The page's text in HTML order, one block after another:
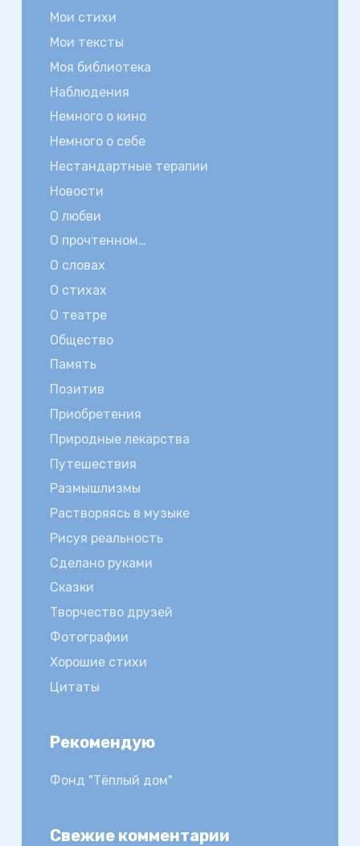
Мои стихи
Мои тексты
Моя библиотека
Наблюдения
Немного о кино
Немного о себе
Нестандартные терапии
Новости
О любви
О прочтенном…
О словах
О стихах
О театре
Общество
Память
Позитив
Приобретения
Природные лекарства
Путешествия
Размышлизмы
Растворяясь в музыке
Рисуя реальность
Сделано руками
Сказки
Творчество друзей
Фотографии
Хорошие стихи
Цитаты
Рекомендую
Фонд "Тёплый дом"
Свежие комментарии